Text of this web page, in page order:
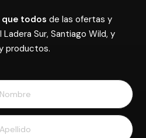
todos de las ofertas y
Sur, Santiago Wild, y
productos.